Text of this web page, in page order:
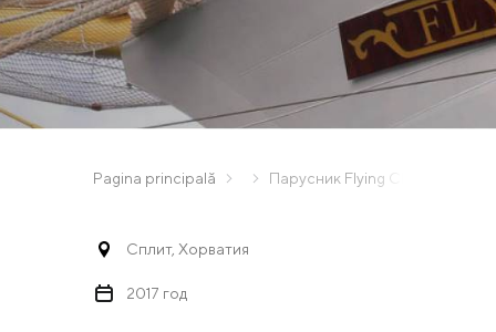
Pagina principală Парусник Flying Clipper
Сплит, Хорватия
2017 год